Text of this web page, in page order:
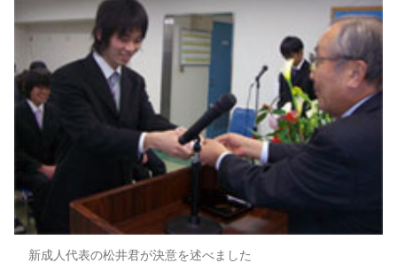
新成人代表の松井君が決意を述べました